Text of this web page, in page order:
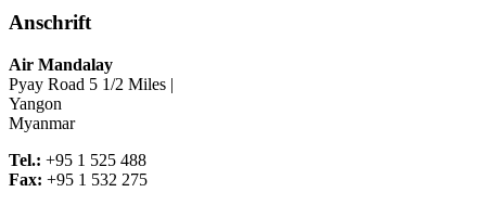
Anschrift
Air Mandalay
Pyay Road 5 1/2 Miles |
Yangon
Myanmar
Tel.: +95 1 525 488
Fax: +95 1 532 275